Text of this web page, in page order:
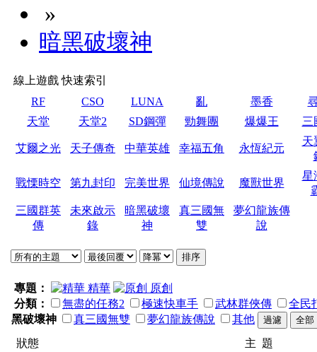
»
暗黑破壞神
線上遊戲 快速索引
RF
CSO LUNA 亂 墨香
天堂
天堂2 SD鋼彈 勁舞團 爆爆王 三
艾爾之光 天子傳奇 中華英雄 幸福五角 永恆紀元
天
戰慄時空 第九封印 完美世界 仙境傳說 魔獸世界
星
三國群英
傳
未來啟示
錄
暗黑破壞
神
真三國無
雙
夢幻龍族傳
說
專題： 精華
原創
分類：
無盡的任務2 極速快車手 武林群俠傳
全民
黑破壞神
真三國無雙 夢幻龍族傳說
其他
狀態
主 題